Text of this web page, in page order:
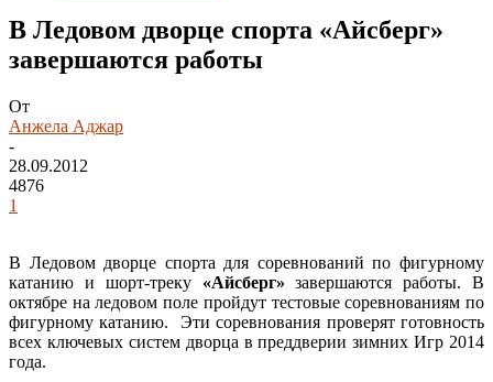
В Ледовом дворце спорта «Айсберг»
завершаются работы
От
Анжела Аджар
-
28.09.2012
4876
1
В Ледовом дворце спорта для соревнований по фигурному
катанию и шорт-треку «Айсберг» завершаются работы. В
октябре на ледовом поле пройдут тестовые соревнованиям по
фигурному катанию. Эти соревнования проверят готовность
всех ключевых систем дворца в преддверии зимних Игр 2014
года.